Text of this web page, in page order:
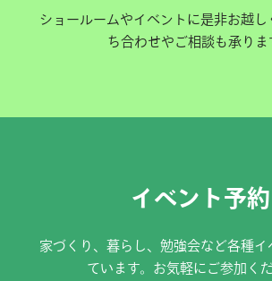
ショールームやイベントに是非お越し
ち合わせやご相談も承りま
イベント予約
家づくり、暮らし、勉強会など各種イ
ています。お気軽にご参加くだ